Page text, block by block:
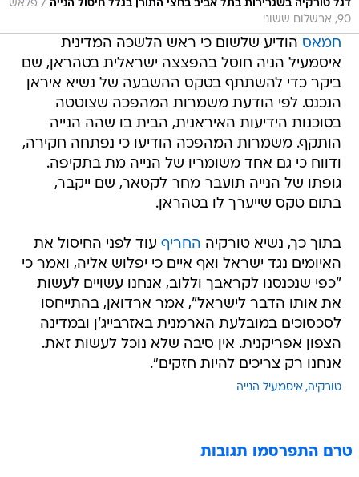
חמאסהודיע שלשום כי ראש הלשכה המדינית
איסמעיל הניה חוסל בהפצצה ישראלית בטהראן, שם
ביקר כדי להשתתף בטקס ההשבעה של נשיא איראן
הנכנס. לפי הודעת משמרות המהפכה שצוטטה
בסוכנות הידיעות האיראנית, הבית בו שהה הנייה
הותקף. משמרות המהפכה הודיעו כי נפתחה חקירה,
ודווח כי גם אחד משומריו של הנייה מת בתקיפה.
גופתו של הנייה תועבר מחר לקטאר, שם ייקבר,
בתום טקס שייערך לו בטהראן.
בתוך כך, נשיא טורקיההחריףעוד לפני החיסול את
"כפי שנכנסנו לקראבך וללוב, אנחנו עשויים לעשות
את אותו הדבר לישראל", אמר ארדואן, בהתייחסו
לסכסוכים במובלעת הארמנית באזרבייג'ן ובמדינה
הצפון אפריקנית. אין סיבה שלא נוכל לעשות זאת.
אנחנו רק צריכים להיות חזקים".
טורקיה איסמעיל הנייה